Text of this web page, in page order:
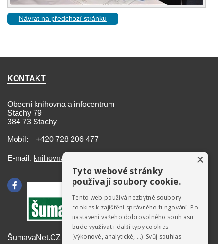
Návrat na předchozí stránku
KONTAKT
Obecní knihovna a infocentrum
Stachy 79
384 73 Stachy
Mobil: +420 728 206 477
E-mail: knihovna@stachy.net
ŠumavaNet.CZ - informace o regionu
×
Tyto webové stránky
používají soubory cookie.
Tento web používá nezbytné soubory
cookies k zajištění správného fungování. Po
nastavení vašeho dobrovolného souhlasu
bude využívat i další typy cookies
(výkonové, analytické, …). Svůj souhlas